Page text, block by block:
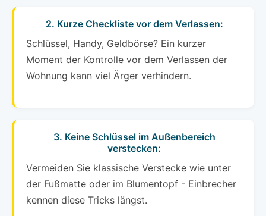
2. Kurze Checkliste vor dem Verlassen:
Schlüssel, Handy, Geldbörse? Ein kurzer
Moment der Kontrolle vor dem Verlassen der
Wohnung kann viel Ärger verhindern.
3. Keine Schlüssel im Außenbereich
verstecken:
Vermeiden Sie klassische Verstecke wie unter
der Fußmatte oder im Blumentopf - Einbrecher
kennen diese Tricks längst.